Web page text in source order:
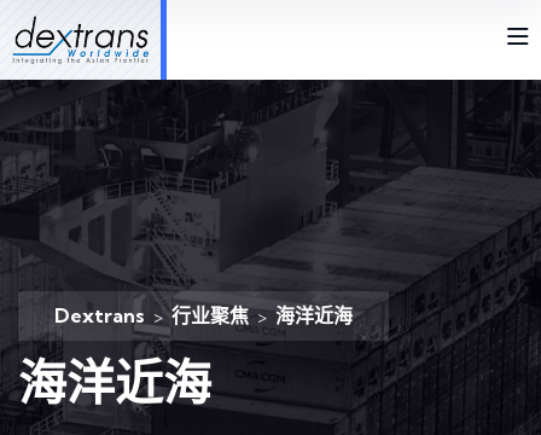
Dextrans > 行业聚焦 > 海洋近海
海洋近海